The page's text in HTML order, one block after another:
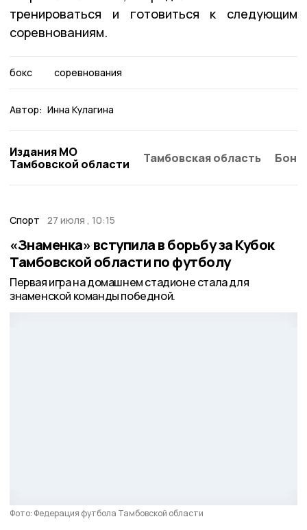
тренироваться и готовиться к следующим
соревнованиям.
бокс соревнования
Автор: Инна Кулагина
Издания МО
Тамбовской области
Тамбовская область
Спорт 27 июля , 10:15
«Знаменка» вступила в борьбу за Кубок
Тамбовской области по футболу
Первая игра на домашнем стадионе стала для
знаменской команды победной.
Фото: Федерация футбола Тамбовской области